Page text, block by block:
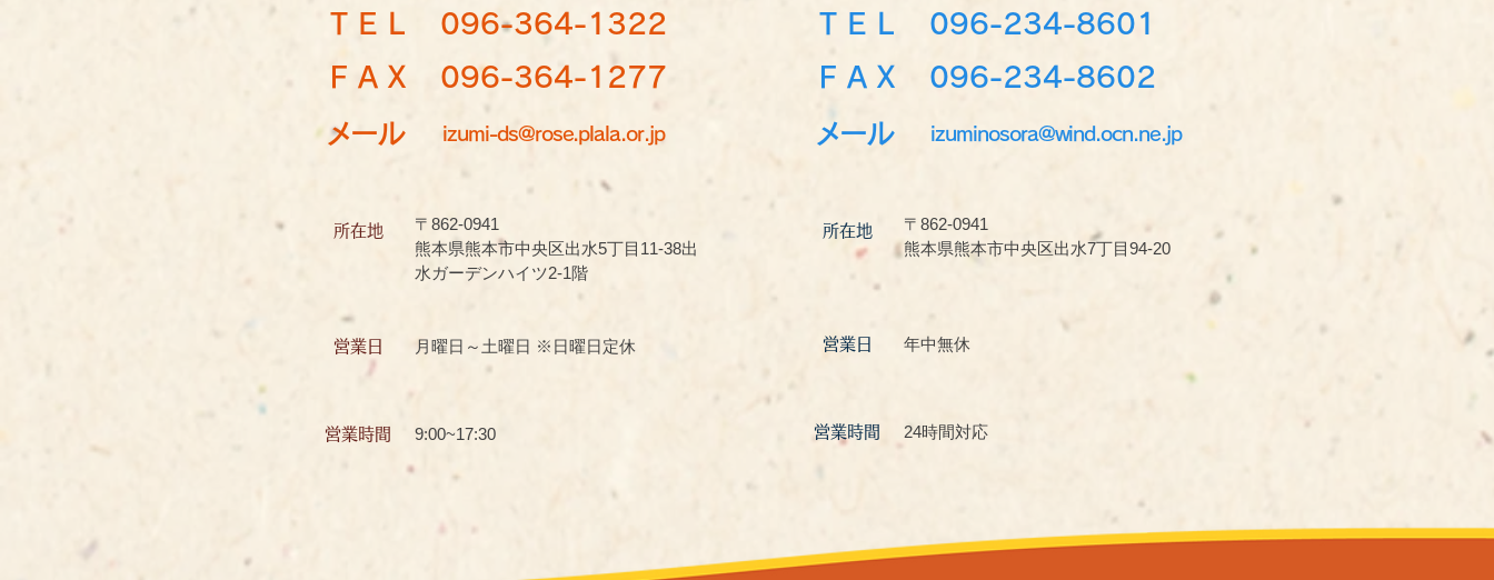
ＴＥＬ 096-364-1322
ＦＡＸ 096-364-1277
メール
izumi-ds@rose.plala.or.jp
所在地
〒862-0941
熊本県熊本市中央区出水5丁目11-38出
水ガーデンハイツ2-1階
営業日 月曜日～土曜日 ※日曜日定休
営業時間 9:00~17:30
ＴＥＬ 096-234-8601
ＦＡＸ 096-234-8602
メール
izuminosora@wind.ocn.ne.jp
所在地
〒862-0941
熊本県熊本市中央区出水7丁目94-20
営業日 年中無休
営業時間 24時間対応